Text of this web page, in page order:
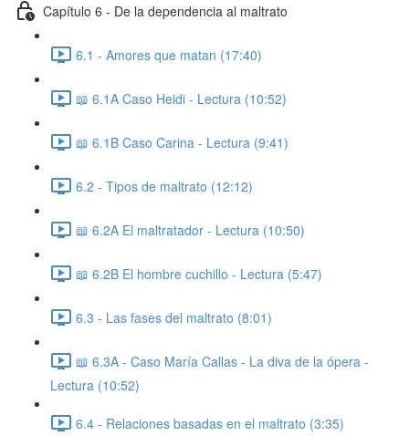
Capítulo 6 - De la dependencia al maltrato
6.1 - Amores que matan (17:40)
📖 6.1A Caso Heidi - Lectura (10:52)
📖 6.1B Caso Carina - Lectura (9:41)
6.2 - Tipos de maltrato (12:12)
📖 6.2A El maltratador - Lectura (10:50)
📖 6.2B El hombre cuchillo - Lectura (5:47)
6.3 - Las fases del maltrato (8:01)
📖 6.3A - Caso María Callas - La diva de la ópera -
Lectura (10:52)
6.4 - Relaciones basadas en el maltrato (3:35)